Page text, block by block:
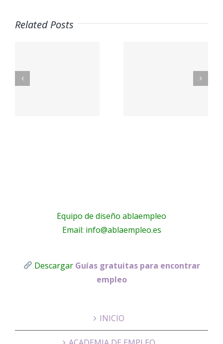
Related Posts
con
nosotros
Equipo de diseño ablaempleo
Email: info@ablaempleo.es
Descargar Guías gratuitas para encontrar
empleo
INICIO